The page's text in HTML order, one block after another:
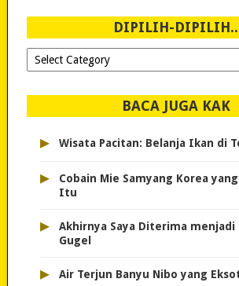
DIPILIH-DIPILIH..
Dipilih-
dipilih..
BACA JUGA KAK
▸ Wisata Pacitan: Belanja Ikan di
▸
Cobain Mie Samyang Korea
Itu
▸
Akhirnya Saya Diterima menjadi
Gugel
▸ Air Terjun Banyu Nibo yang